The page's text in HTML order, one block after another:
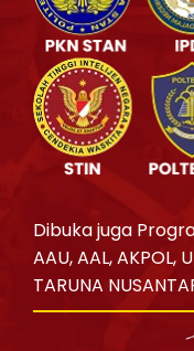
Dibuka juga
AAU, AAL,
TARUNA